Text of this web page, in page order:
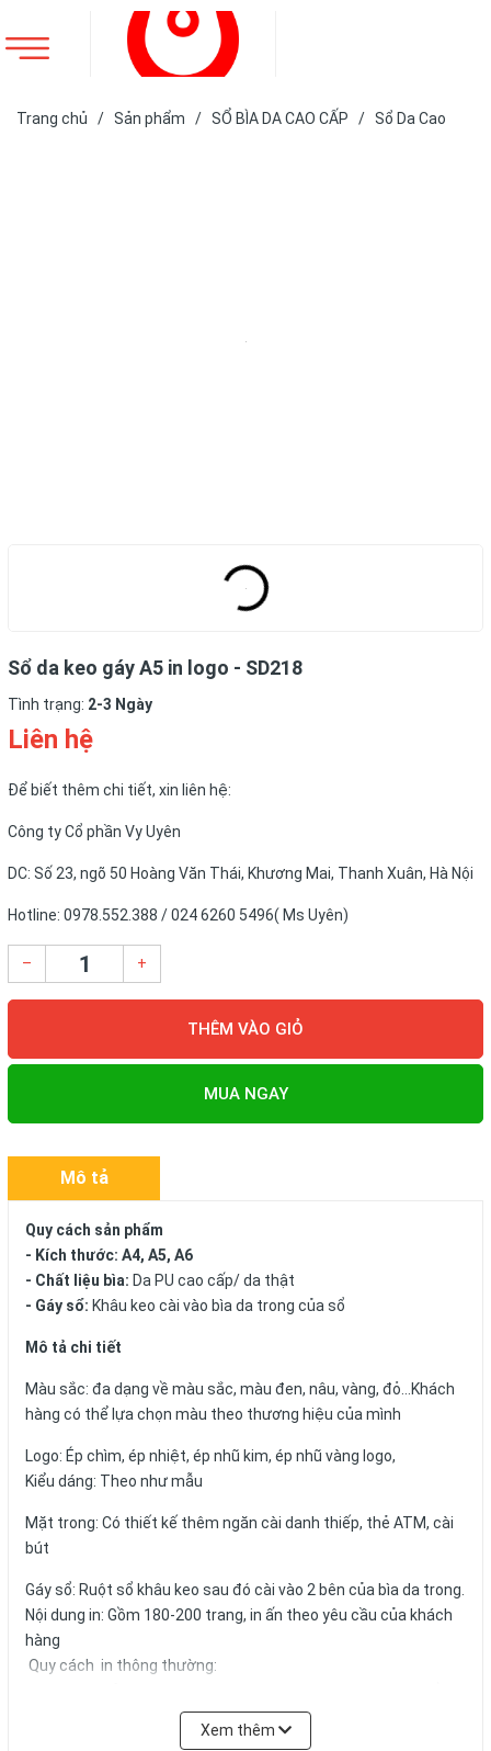
Trang chủ / Sản phẩm / SỔ BÌA DA CAO CẤP / Sổ Da Cao
Sổ da keo gáy A5 in logo - SD218
Tình trạng: 2-3 Ngày
Liên hệ
Để biết thêm chi tiết, xin liên hệ:
Công ty Cổ phần Vy Uyên
DC: Số 23, ngõ 50 Hoàng Văn Thái, Khương Mai, Thanh Xuân, Hà Nội
Hotline: 0978.552.388 / 024 6260 5496( Ms Uyên)
– +
THÊM VÀO GIỎ
MUA NGAY
Mô tả
Quy cách sản phẩm
- Kích thước: A4, A5, A6
- Chất liệu bìa: Da PU cao cấp/ da thật
- Gáy sổ: Khâu keo cài vào bìa da trong của sổ
Mô tả chi tiết
Màu sắc: đa dạng về màu sắc, màu đen, nâu, vàng, đỏ...Khách
hàng có thể lựa chọn màu theo thương hiệu của mình
Logo: Ép chìm, ép nhiệt, ép nhũ kim, ép nhũ vàng logo,
Kiểu dáng: Theo như mẫu
Mặt trong: Có thiết kế thêm ngăn cài danh thiếp, thẻ ATM, cài
bút
Gáy sổ: Ruột sổ khâu keo sau đó cài vào 2 bên của bìa da trong.
Nội dung in: Gồm 180-200 trang, in ấn theo yêu cầu của khách
hàng
Quy cách in thông thường:
+ Trang viết: in 01 màu 01 nội dung trên giấy offset 80g màu
Xem thêm